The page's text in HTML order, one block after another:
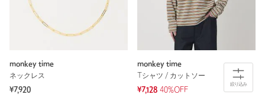
monkey time
ネックレス
¥7,920
monkey time
Tシャツ / カットソー
¥7,128 40%OFF
絞り込み